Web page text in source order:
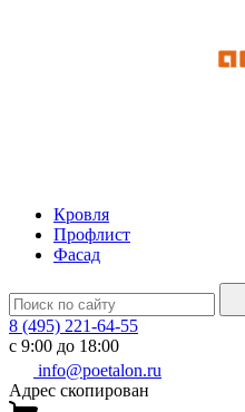
Кровля
Профлист
Фасад
8 (495) 221-64-55
с 9:00 до 18:00
info@poetalon.ru
Адрес скопирован